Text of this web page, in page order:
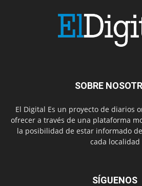
SOBRE
El Digital Es un proyecto de diarios
ofrecer a través de una plataforma
la posibilidad de estar informado
cada localidad
SÍGUENOS